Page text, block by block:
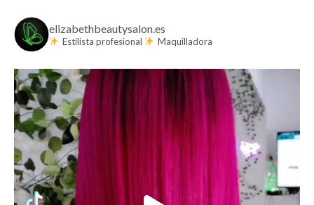
elizabethbeautysalon.es
Estilista profesional Maquilladora